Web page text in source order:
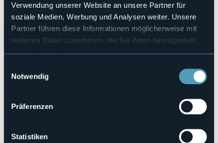
Verwendung unserer Website an unsere Partner für
soziale Medien, Werbung und Analysen weiter. Unsere
Partner führen diese Informationen möglicherweise mit
weiteren Daten zusammen, die Sie ihnen bereitgestellt
haben oder die sie im Rahmen Ihrer Nutzung der Dienste
Notwendig
Präferenzen
Statistiken
Entrata libera
Veranstaltungsmanager
A.P.S. "Note Romantiche"
Veranstaltungsort
Grand Hotel Majestic
+39 335 5351927
Webseite
fbclid=IwZXh0bgNhZW0CMTAAAR5JnKpmvlf2cCwFGb5mbV…